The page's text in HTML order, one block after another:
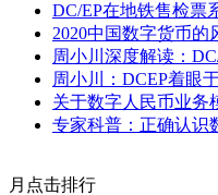
DC/EP在地铁售检票
2020中国数字货币的
周小川深度解读：
周小川：DCEP着眼
关于数字人民币业务
专家科普：正确认识
月点击排行